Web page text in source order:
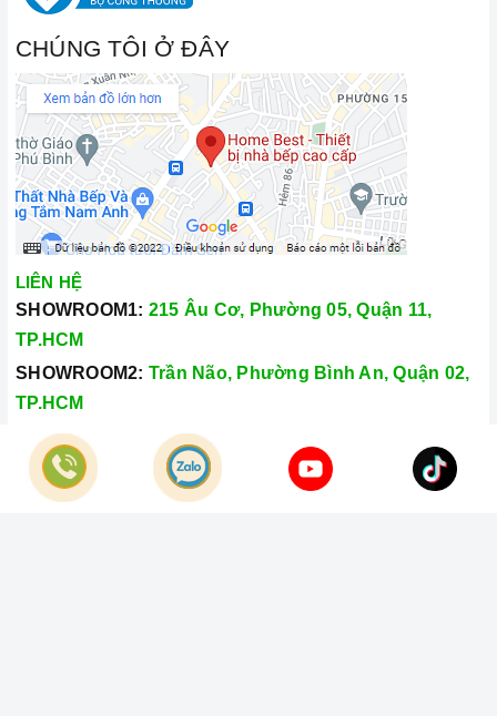
CHÚNG TÔI Ở ĐÂY
LIÊN HỆ
SHOWROOM1: 215 Âu Cơ, Phường 05, Quận 11,
TP.HCM
SHOWROOM2: Trần Não, Phường Bình An, Quận 02,
TP.HCM
Hotline:
028.66.79.8989
Khiếu nại: 0933.800.899